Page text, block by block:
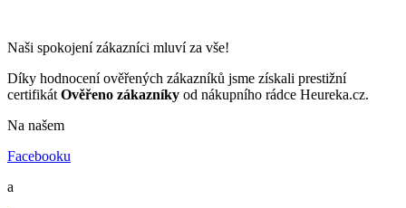
Naši spokojení zákazníci mluví za vše!
Díky hodnocení ověřených zákazníků jsme získali prestižní
certifikát Ověřeno zákazníky od nákupního rádce Heureka.cz.
Na našem
Facebooku
a